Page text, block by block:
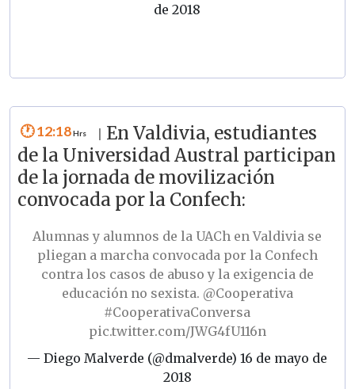
de 2018
12:18
En Valdivia, estudiantes
de la Universidad Austral participan
de la jornada de movilización
convocada por la Confech:
Alumnas y alumnos de la UACh en Valdivia se
pliegan a marcha convocada por la Confech
contra los casos de abuso y la exigencia de
educación no sexista. @Cooperativa
#CooperativaConversa
pic.twitter.com/JWG4fU116n
— Diego Malverde (@dmalverde)16 de mayo de
2018